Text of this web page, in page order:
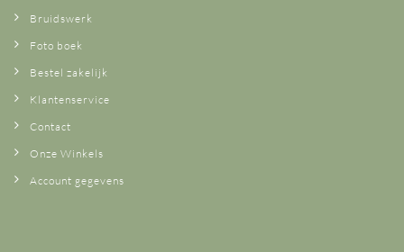
Bruidswerk
Foto boek
Bestel zakelijk
Klantenservice
Contact
Onze Winkels
Account gegevens